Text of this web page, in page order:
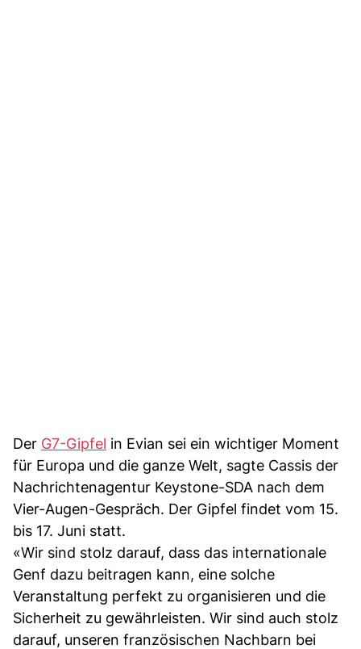
Der G7-Gipfel in Evian sei ein wichtiger Moment
für Europa und die ganze Welt, sagte Cassis der
Nachrichtenagentur Keystone-SDA nach dem
Vier-Augen-Gespräch. Der Gipfel findet vom 15.
bis 17. Juni statt.
«Wir sind stolz darauf, dass das internationale
Genf dazu beitragen kann, eine solche
Veranstaltung perfekt zu organisieren und die
Sicherheit zu gewährleisten. Wir sind auch stolz
darauf, unseren französischen Nachbarn bei